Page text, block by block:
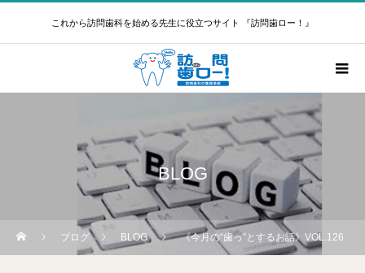
これから訪問歯科を始める先生に役立つサイト 『訪問歯ロー！』
BLOG
ブログ BLOG 《今月の“歯っ”とするお話》VOL.126